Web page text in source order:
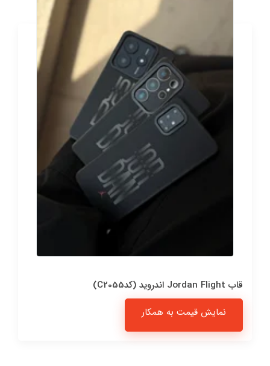
قاب Jordan Flight اندروید (کدC2055)
نمایش قیمت به همکار